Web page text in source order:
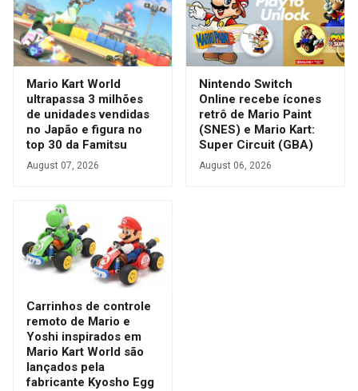
Mario Kart World
ultrapassa 3 milhões
de unidades vendidas
no Japão e figura no
top 30 da Famitsu
August 07, 2026
Nintendo Switch
Online recebe ícones
retrô de Mario Paint
(SNES) e Mario Kart:
Super Circuit (GBA)
August 06, 2026
Carrinhos de controle
remoto de Mario e
Yoshi inspirados em
Mario Kart World são
lançados pela
fabricante Kyosho Egg